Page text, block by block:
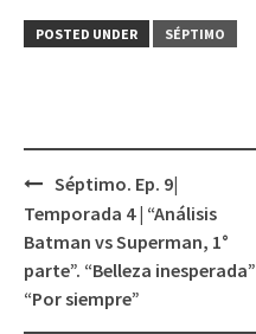
POSTED UNDER SÉPTIMO
Post
navigation
Séptimo. Ep. 9|
Temporada 4 | “Análisis
Batman vs Superman, 1°
parte”. “Belleza inesperada”
“Por siempre”